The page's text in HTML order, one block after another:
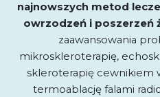
najnowszych metod
owrzodzeń i poszerzeń
zaawansowania
mikroskleroterapię,
skleroterapię cewnikiem
termoablację falami